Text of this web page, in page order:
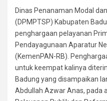
Dinas Penanaman Modal
(DPMPTSP) Kabupaten
penghargaan pelayanan
Pendayagunaan Aparatur
(KemenPAN-RB).
untuk keempat kalinya
Badung yang disampaikan
Abdullah Azwar Anas, pada